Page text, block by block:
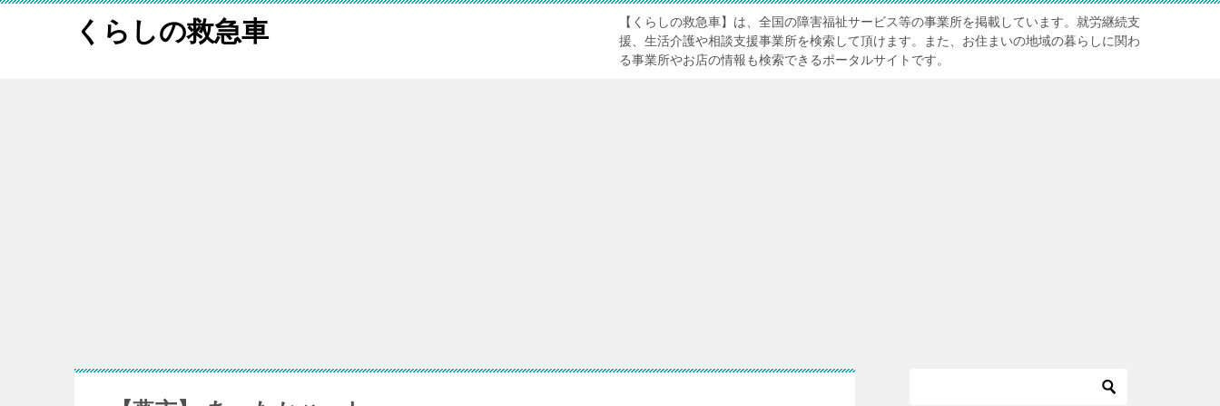
くらしの救急車
【くらしの救急車】は、全国の障害福祉サービス等の事業所を掲載しています。就労継続支
援、生活介護や相談支援事業所を検索して頂けます。また、お住まいの地域の暮らしに関わ
る事業所やお店の情報も検索できるポータルサイトです。